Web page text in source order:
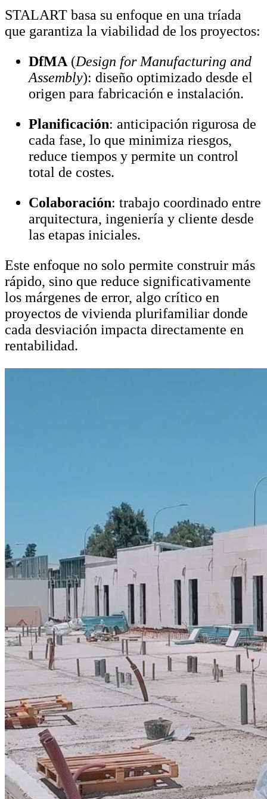
STALART basa su enfoque en una tríada
que garantiza la viabilidad de los proyectos:
DfMA (Design for Manufacturing and
Assembly): diseño optimizado desde el
origen para fabricación e instalación.
Planificación: anticipación rigurosa de
cada fase, lo que minimiza riesgos,
reduce tiempos y permite un control
total de costes.
Colaboración: trabajo coordinado entre
arquitectura, ingeniería y cliente desde
las etapas iniciales.
Este enfoque no solo permite construir más
rápido, sino que reduce significativamente
los márgenes de error, algo crítico en
proyectos de vivienda plurifamiliar donde
cada desviación impacta directamente en
rentabilidad.